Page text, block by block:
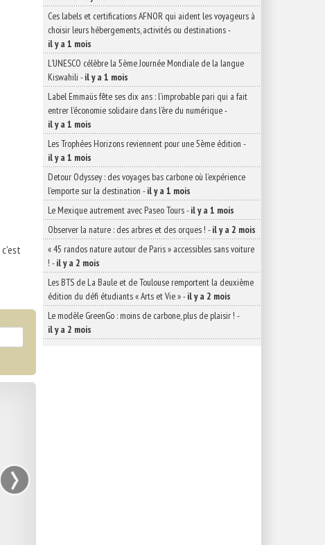
c'est
›
Ces labels et certifications AFNOR qui aident les voyageurs à
choisir leurs hébergements, activités ou destinations-
il y a 1 mois
L’UNESCO célèbre la 5ème Journée Mondiale de la langue
Kiswahili -il y a 1 mois
Label Emmaüs fête ses dix ans : l’improbable pari qui a fait
entrer l’économie solidaire dans l’ère du numérique-
il y a 1 mois
Les Trophées Horizons reviennent pour une 5ème édition -
il y a 1 mois
Detour Odyssey : des voyages bas carbone où l’expérience
l’emporte sur la destination -il y a 1 mois
Le Mexique autrement avec Paseo Tours-il y a 1 mois
Observer la nature : des arbres et des orques ! -il y a 2 mois
« 45 randos nature autour de Paris » accessibles sans voiture
! -il y a 2 mois
Les BTS de La Baule et de Toulouse remportent la deuxième
édition du défi étudiants « Arts et Vie »-il y a 2 mois
Le modèle GreenGo : moins de carbone, plus de plaisir ! -
il y a 2 mois